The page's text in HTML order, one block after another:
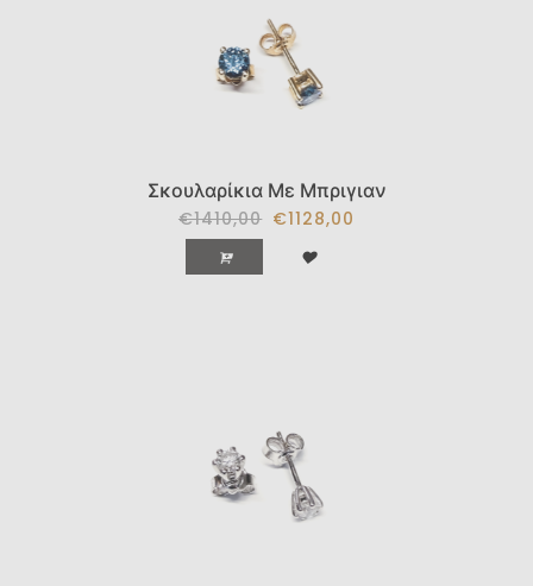
Σκουλαρίκια Με Μπριγιαν
€1410,00 €1128,00